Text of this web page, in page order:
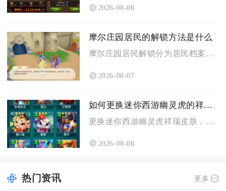
2026-08-08
摩尔庄园居民的解锁方法是什么
摩尔庄园居民解锁分为居民档案图鉴点亮与家园来访解锁两大核心途...
2026-08-07
如何更换迷你西游幽灵虎的祥瑞皮肤
更换迷你西游幽灵虎祥瑞皮肤，核心流程为先解锁祥瑞幻化界面、选...
2026-08-08
热门资讯 更多